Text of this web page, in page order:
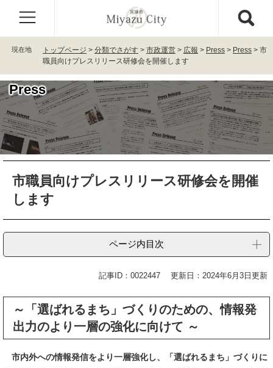
で
す
。
ば
し
て
本
文
へ
現在地 トップページ > 分類でさがす > 市政運営 > 広報 > Press > Press > 市
職員向けプレスリリース研修会を開催します
Press
市職員向けプレスリリース研修会を開催
します
ページ内目次
記事ID：0022447 更新日：2024年6月3日更新
～「選ばれるまち」づくりのための、情報発
出力のより一層の強化に向けて ～
市内外への情報発信をより一層強化し、「選ばれるまち」づくりに